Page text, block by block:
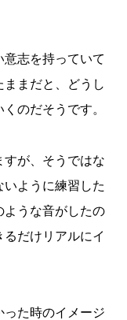
志を持っていて
ままだと、どうし
のだそうです。
が、そうではな
いように練習した
ような音がしたの
だけリアルにイ
た時のイメージ